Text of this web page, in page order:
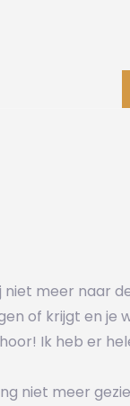
niet meer naar
of krijgt en je
Ik heb er
niet meer